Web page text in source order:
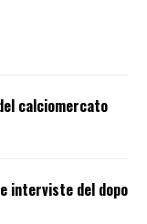
calciomercato
interviste del dopo